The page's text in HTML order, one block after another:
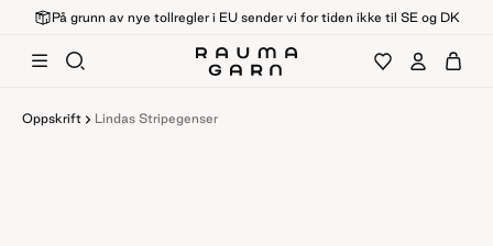
På grunn av nye tollregler i EU sender vi for tiden ikke til SE og DK
Oppskrift Lindas Stripegenser